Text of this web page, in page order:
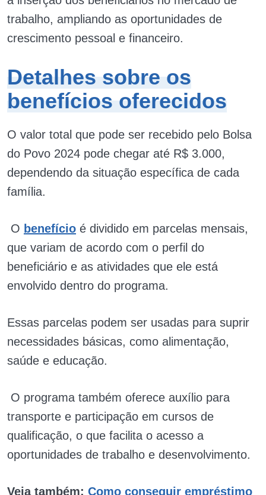
trabalho, ampliando as oportunidades de
crescimento pessoal e financeiro.
Detalhes sobre os
benefícios oferecidos
O valor total que pode ser recebido pelo Bolsa
do Povo 2024 pode chegar até R$ 3.000,
dependendo da situação específica de cada
família.
O benefício é dividido em parcelas mensais,
que variam de acordo com o perfil do
beneficiário e as atividades que ele está
envolvido dentro do programa.
Essas parcelas podem ser usadas para suprir
necessidades básicas, como alimentação,
saúde e educação.
O programa também oferece auxílio para
transporte e participação em cursos de
qualificação, o que facilita o acesso a
oportunidades de trabalho e desenvolvimento.
Veja também: Como conseguir empréstimo